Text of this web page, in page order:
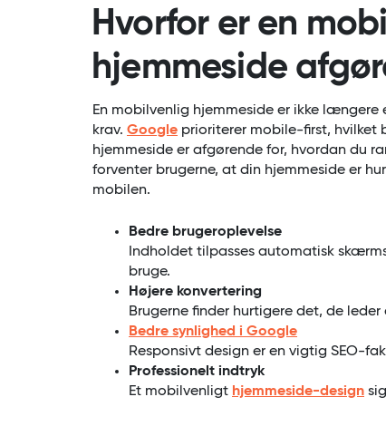
Hvorfor er en
hjemmeside
En mobilvenlig hjemmeside er ikke
krav. Google prioriterer mobile-first, hvilket
hjemmeside er afgørende for, hvordan du
forventer brugerne, at din hjemmeside er
mobilen.
Bedre brugeroplevelse
Indholdet tilpasses automatisk
bruge.
Højere konvertering
Brugerne finder hurtigere det, de
Bedre synlighed i Google
Responsivt design er en vigtig SEO-
Professionelt indtryk
Et mobilvenligt hjemmeside-design